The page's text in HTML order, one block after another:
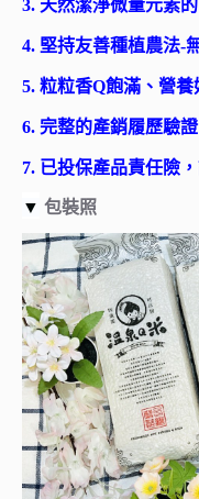
3. 天然潔淨微量元素
4. 堅持友善種植農法-
5. 粒粒香Q飽滿、營養
6. 完整的產銷履歷驗證
7. 已投保產品責任險
▼ 包裝照